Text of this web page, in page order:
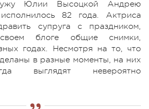
Юлии Высоцкой Андрею
82 года. Актриса
супруга с праздником,
блоге общие снимки,
годах. Несмотря на то, что
в разные моменты, на них
выглядят невероятно